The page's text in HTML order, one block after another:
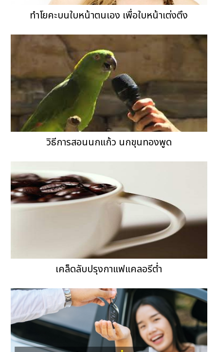
ทำโยคะบนใบหน้าตนเอง เพื่อใบหน้าเต่งตึง
วิธีการสอนนกแก้ว นกขุนทองพูด
เคล็ดลับปรุงกาแฟแคลอรีต่ำ